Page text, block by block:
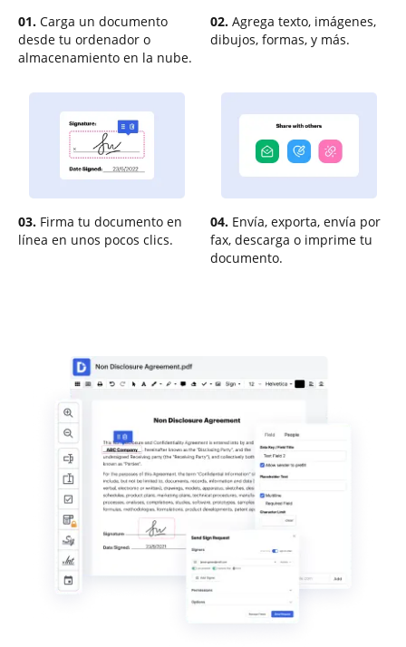
01. Carga un documento
desde tu ordenador o
almacenamiento en la nube.
02. Agrega texto, imágenes,
dibujos, formas, y más.
03. Firma tu documento en
línea en unos pocos clics.
04. Envía, exporta, envía por
fax, descarga o imprime tu
documento.